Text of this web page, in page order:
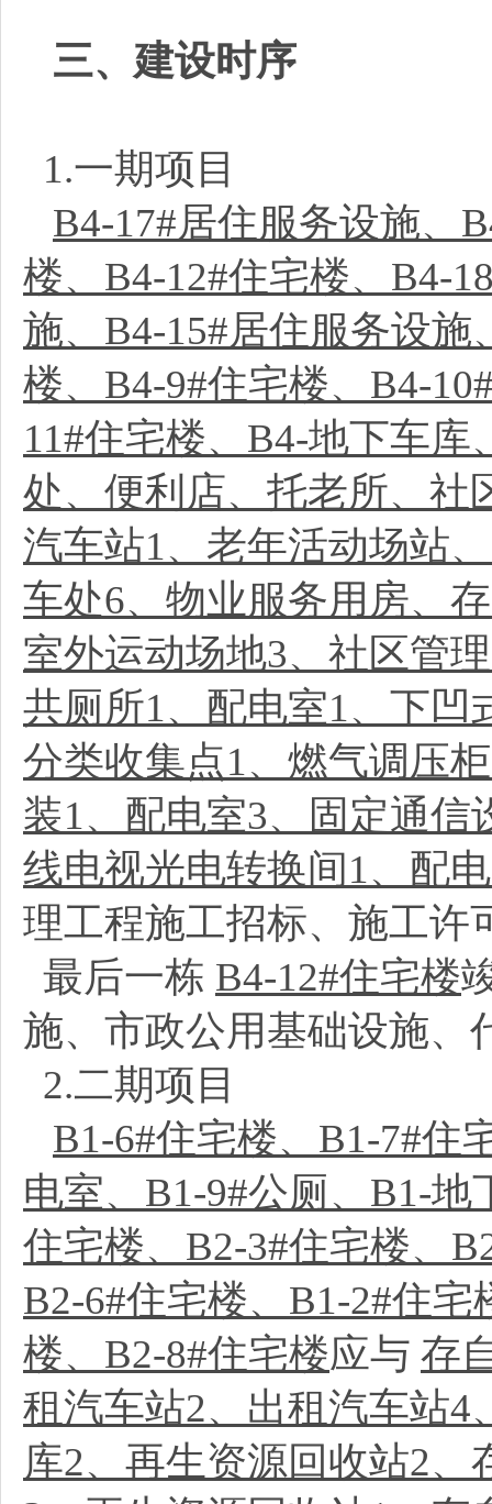
三、建设时序
1.一期项目
B4-17#居住服务设施、
楼、B4-12#住宅楼、B4-
施、B4-15#居住服务设施
楼、B4-9#住宅楼、B4-
11#住宅楼、B4-地下车库
处、便利店、托老所、社
汽车站1、老年活动场站
车处6、物业服务用房、
室外运动场地3、社区管
共厕所1、配电室1、下凹
分类收集点1、燃气调压
装1、配电室3、固定通信
线电视光电转换间1、配
理工程施工招标、施工许
最后一栋 B4-12#住宅楼
施、市政公用基础设施、
2.二期项目
B1-6#住宅楼、B1-7#住
电室、B1-9#公厕、B1-地
住宅楼、B2-3#住宅楼、
B2-6#住宅楼、B1-2#住
楼、B2-8#住宅楼应与 存
租汽车站2、出租汽车站4
库2、再生资源回收站2